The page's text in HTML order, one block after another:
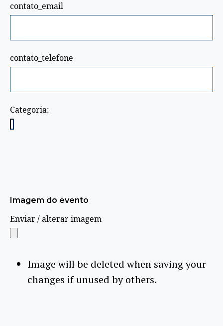
contato_email
contato_telefone
Categoria:
Imagem do evento
Enviar / alterar imagem
Image will be deleted when saving your
changes if unused by others.